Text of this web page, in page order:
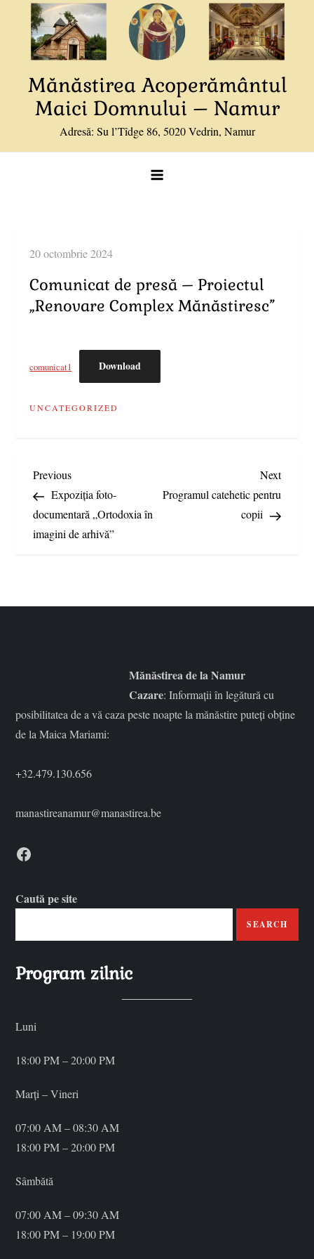
content
Mănăstirea Acoperământul
Maici Domnului – Namur
Adresă: Su l’Tîdge 86, 5020 Vedrin, Namur
Comunicat de presă – Proiectul
„Renovare Complex Mănăstiresc”
comunicat1 Download
UNCATEGORIZED
N
a
v
g
e
î
n
a
i
c
o
Previous
Post
Previous
Expoziția foto-
documentară „Ortodoxia în
imagini de arhivă”
Next
Post
Next
Programul catehetic pentru
copii
Mănăstirea de la Namur
Cazare: Informații în legătură cu
posibilitatea de a vă caza peste noapte la mănăstire puteți obține
de la Maica Mariami:
+32.479.130.656
manastireanamur@manastirea.be
Caută pe site
SEARCH
Program zilnic
Luni
18:00 PM – 20:00 PM
Marți – Vineri
07:00 AM – 08:30 AM
18:00 PM – 20:00 PM
Sâmbătă
07:00 AM – 09:30 AM
18:00 PM – 19:00 PM